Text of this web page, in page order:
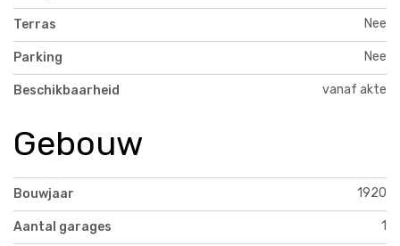
Terras Nee
Parking Nee
Beschikbaarheid vanaf akte
Gebouw
Bouwjaar 1920
Aantal garages 1